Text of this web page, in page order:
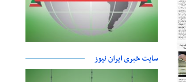
سایت خبری ایران نیوز